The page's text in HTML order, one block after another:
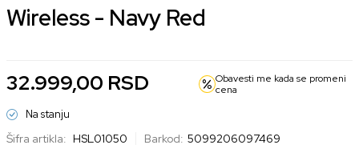
Wireless - Navy Red
32.999,00 RSD
Obavesti me kada se promeni
cena
Na stanju
Šifra artikla: HSL01050 Barkod: 5099206097469